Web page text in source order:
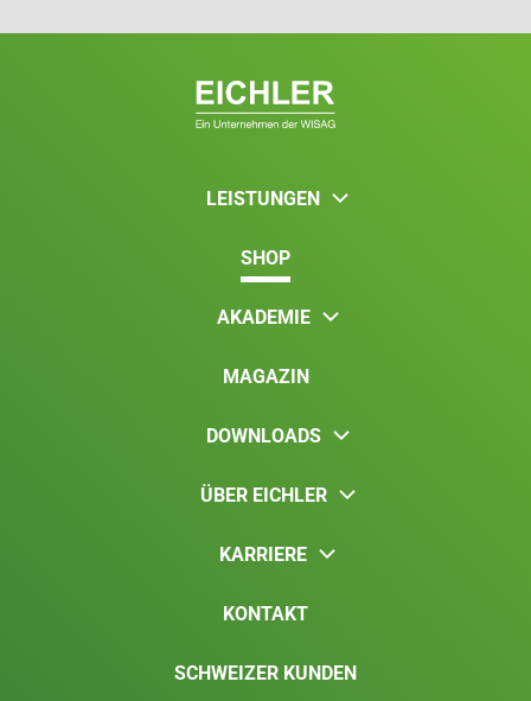
LEISTUNGEN
SHOP
AKADEMIE
MAGAZIN
DOWNLOADS
ÜBER EICHLER
KARRIERE
KONTAKT
SCHWEIZER KUNDEN